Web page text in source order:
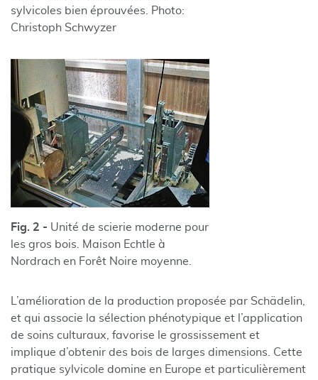
sylvicoles bien éprouvées. Photo:
Christoph Schwyzer
Fig. 2 - Unité de scierie moderne pour
les gros bois. Maison Echtle à
Nordrach en Forêt Noire moyenne.
L’amélioration de la production proposée par Schädelin,
et qui associe la sélection phénotypique et l’application
de soins culturaux, favorise le grossissement et
implique d’obtenir des bois de larges dimensions. Cette
pratique sylvicole domine en Europe et particulièrement